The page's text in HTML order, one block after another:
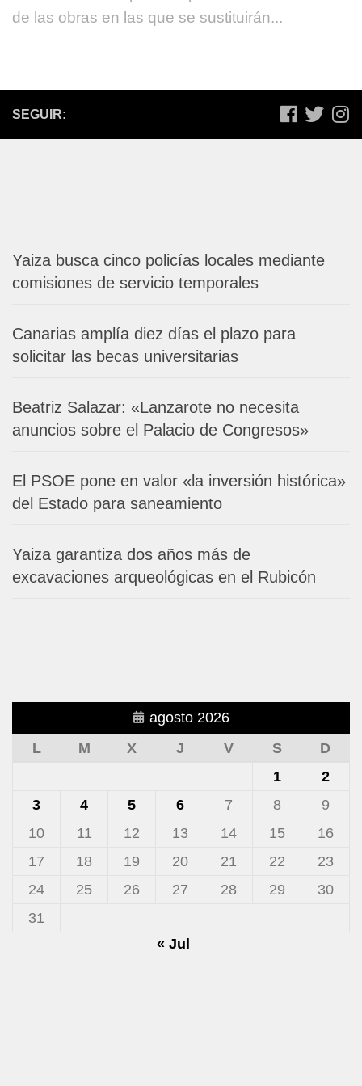
de las obras en las que se sustituirán...
SEGUIR:
Yaiza busca cinco policías locales mediante
comisiones de servicio temporales
Canarias amplía diez días el plazo para
solicitar las becas universitarias
Beatriz Salazar: «Lanzarote no necesita
anuncios sobre el Palacio de Congresos»
El PSOE pone en valor «la inversión histórica»
del Estado para saneamiento
Yaiza garantiza dos años más de
excavaciones arqueológicas en el Rubicón
agosto 2026
L
M X J V S
D
1
2
3
4 5 6 7 8
9
10
11 12 13 14 15
16
17
18 19 20 21 22
23
24
25 26 27 28 29
30
31
« Jul